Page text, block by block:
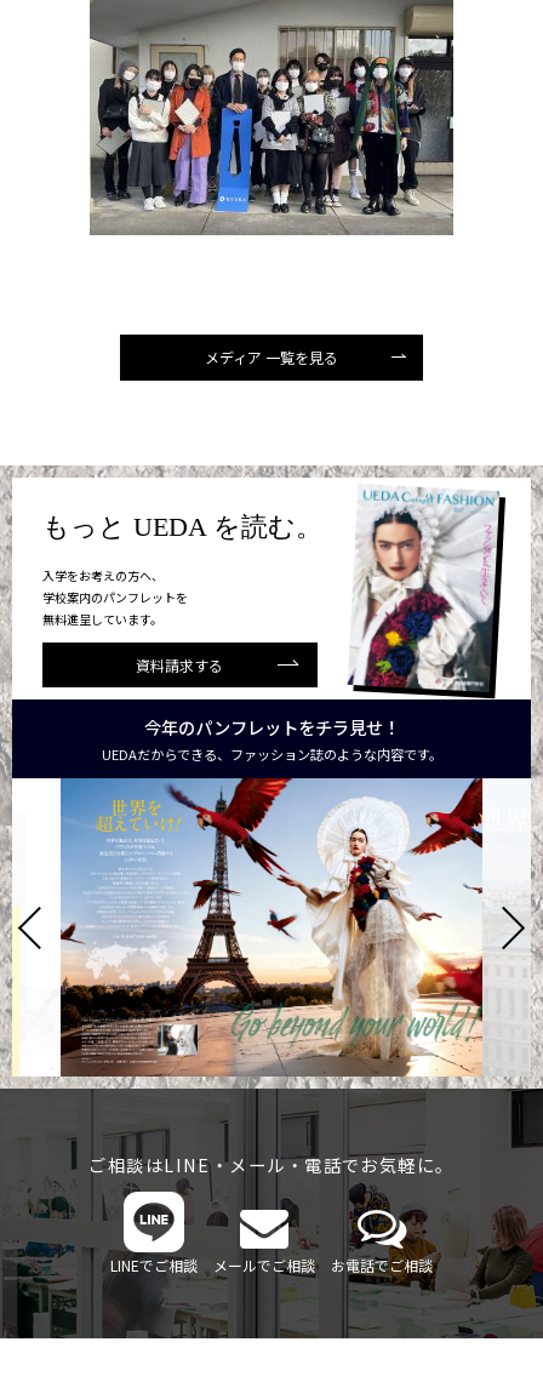
メディア 一覧を見る
もっと UEDA を読む。
入学をお考えの方へ、
学校案内のパンフレットを
無料進呈しています。
資料請求する
今年のパンフレットをチラ見せ！
UEDAだからできる、ファッション誌のような内容です。
ご相談はLINE・メール・電話でお気軽に。
LINEでご相談 メールでご相談 お電話でご相談